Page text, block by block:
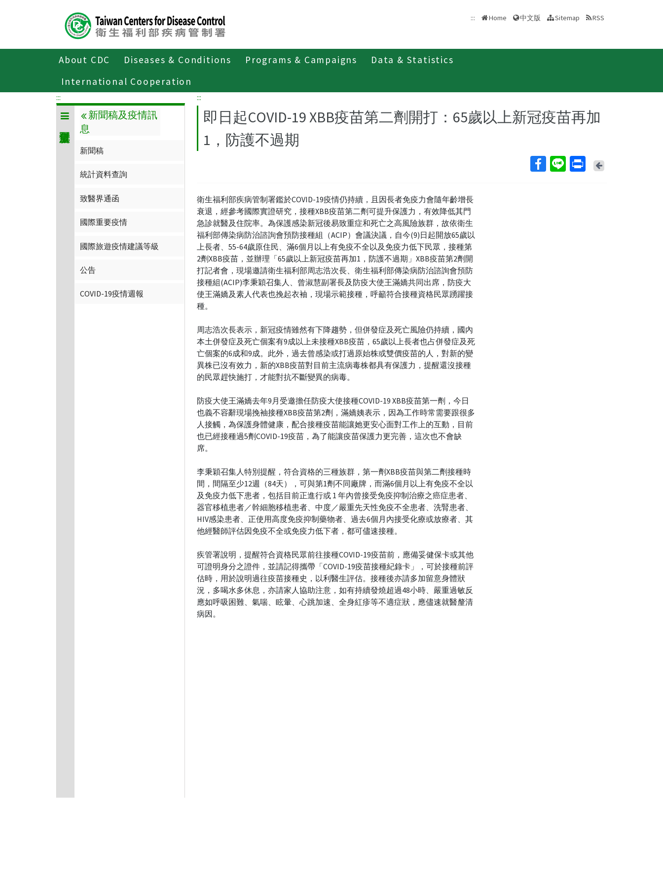
::: Home 中文版 Sitemap RSS
About CDC Diseases & Conditions Programs & Campaigns
Data & Statistics
International Cooperation
傳染病與防疫專題
:::
新聞稿及疫情訊
息
新聞稿
統計資料查詢
致醫界通函
國際重要疫情
國際旅遊疫情建議等級
公告
COVID-19疫情週報
:::
即日起COVID-19 XBB疫苗第二劑開打：65歲以上新冠疫苗再加
1，防護不過期
Back
衛生福利部疾病管制署鑑於COVID-19疫情仍持續，且因長者免疫力會隨年齡增長
衰退，經參考國際實證研究，接種XBB疫苗第二劑可提升保護力，有效降低其門
急診就醫及住院率。為保護感染新冠後易致重症和死亡之高風險族群，故依衛生
福利部傳染病防治諮詢會預防接種組（ACIP）會議決議，自今(9)日起開放65歲以
上長者、55-64歲原住民、滿6個月以上有免疫不全以及免疫力低下民眾，接種第
2劑XBB疫苗，並辦理「65歲以上新冠疫苗再加1，防護不過期」XBB疫苗第2劑開
打記者會，現場邀請衛生福利部周志浩次長、衛生福利部傳染病防治諮詢會預防
接種組(ACIP)李秉穎召集人、曾淑慧副署長及防疫大使王滿嬌共同出席，防疫大
使王滿嬌及素人代表也挽起衣袖，現場示範接種，呼籲符合接種資格民眾踴躍接
種。
周志浩次長表示，新冠疫情雖然有下降趨勢，但併發症及死亡風險仍持續，國內
本土併發症及死亡個案有9成以上未接種XBB疫苗，65歲以上長者也占併發症及死
亡個案的6成和9成。此外，過去曾感染或打過原始株或雙價疫苗的人，對新的變
異株已沒有效力，新的XBB疫苗對目前主流病毒株都具有保護力，提醒還沒接種
的民眾趕快施打，才能對抗不斷變異的病毒。
防疫大使王滿嬌去年9月受邀擔任防疫大使接種COVID-19 XBB疫苗第一劑，今日
也義不容辭現場挽袖接種XBB疫苗第2劑，滿嬌姨表示，因為工作時常需要跟很多
人接觸，為保護身體健康，配合接種疫苗能讓她更安心面對工作上的互動，目前
也已經接種過5劑COVID-19疫苗，為了能讓疫苗保護力更完善，這次也不會缺
席。
李秉穎召集人特別提醒，符合資格的三種族群，第一劑XBB疫苗與第二劑接種時
間，間隔至少12週（84天），可與第1劑不同廠牌，而滿6個月以上有免疫不全以
及免疫力低下患者，包括目前正進行或 1 年內曾接受免疫抑制治療之癌症患者、
器官移植患者／幹細胞移植患者、中度／嚴重先天性免疫不全患者、洗腎患者、
HIV感染患者、正使用高度免疫抑制藥物者、過去6個月內接受化療或放療者、其
他經醫師評估因免疫不全或免疫力低下者，都可儘速接種。
疾管署說明，提醒符合資格民眾前往接種COVID-19疫苗前，應備妥健保卡或其他
可證明身分之證件，並請記得攜帶「COVID-19疫苗接種紀錄卡」，可於接種前評
估時，用於說明過往疫苗接種史，以利醫生評估。接種後亦請多加留意身體狀
況，多喝水多休息，亦請家人協助注意，如有持續發燒超過48小時、嚴重過敏反
應如呼吸困難、氣喘、眩暈、心跳加速、全身紅疹等不適症狀，應儘速就醫釐清
病因。